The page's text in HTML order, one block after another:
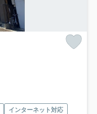
インターネット対応